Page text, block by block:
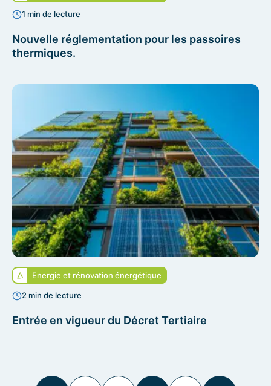
1 min de lecture
Nouvelle réglementation pour les passoires
thermiques.
Energie et rénovation énergétique
2 min de lecture
Entrée en vigueur du Décret Tertiaire